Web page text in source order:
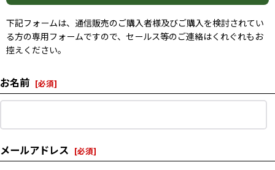
下記フォームは、通信販売のご購入者様及びご購入を検討されてい
る方の専用フォームですので、セールス等のご連絡はくれぐれもお
控えください。
お名前 [必須]
メールアドレス [必須]